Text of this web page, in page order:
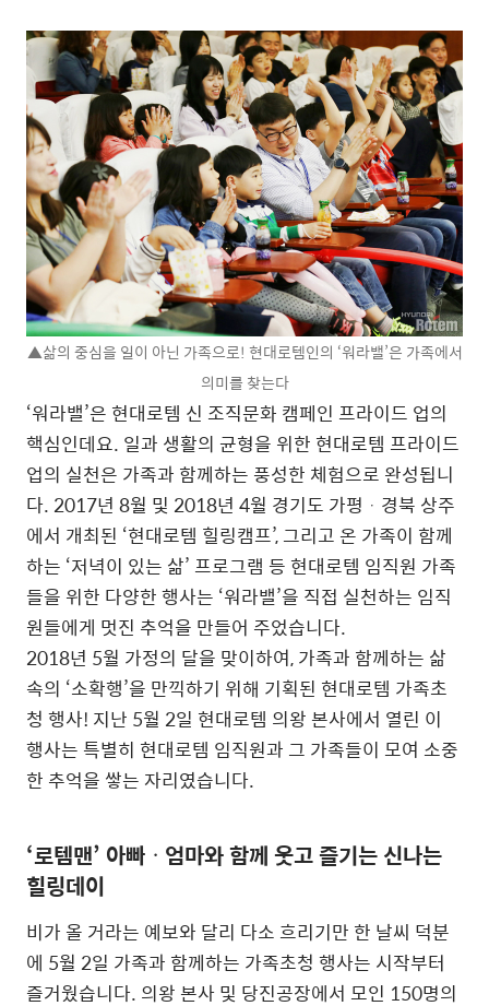
▲삶의 중심을 일이 아닌 가족으로! 현대로템인의 ‘워라밸’은 가족에서
의미를 찾는다
‘워라밸’은 현대로템 신 조직문화 캠페인 프라이드 업의
핵심인데요. 일과 생활의 균형을 위한 현대로템 프라이드
업의 실천은 가족과 함께하는 풍성한 체험으로 완성됩니
다. 2017년 8월 및 2018년 4월 경기도 가평ᆞ경북 상주
에서 개최된 ‘현대로템 힐링캠프’, 그리고 온 가족이 함께
하는 ‘저녁이 있는 삶’ 프로그램 등 현대로템 임직원 가족
들을 위한 다양한 행사는 ‘워라밸’을 직접 실천하는 임직
원들에게 멋진 추억을 만들어 주었습니다.
2018년 5월 가정의 달을 맞이하여, 가족과 함께하는 삶
속의 ‘소확행’을 만끽하기 위해 기획된 현대로템 가족초
청 행사! 지난 5월 2일 현대로템 의왕 본사에서 열린 이
행사는 특별히 현대로템 임직원과 그 가족들이 모여 소중
한 추억을 쌓는 자리였습니다.
‘로템맨’ 아빠ᆞ엄마와 함께 웃고 즐기는 신나는
힐링데이
비가 올 거라는 예보와 달리 다소 흐리기만 한 날씨 덕분
에 5월 2일 가족과 함께하는 가족초청 행사는 시작부터
즐거웠습니다. 의왕 본사 및 당진공장에서 모인 150명의